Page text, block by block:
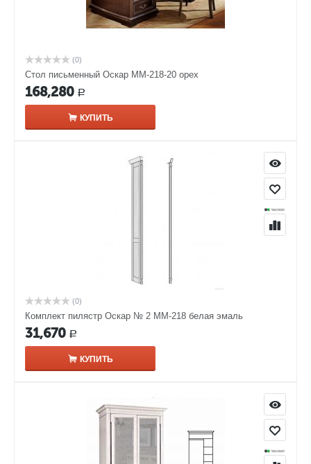
(0)
Стол письменный Оскар ММ-218-20 орех
168,280 Р
КУПИТЬ
(0)
Комплект пилястр Оскар № 2 ММ-218 белая эмаль
31,670 Р
КУПИТЬ